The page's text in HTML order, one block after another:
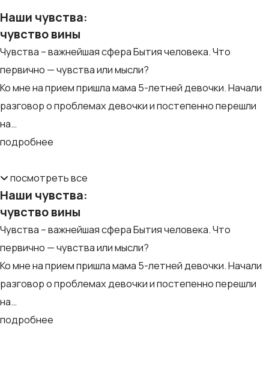
Наши чувства:
чувство вины
Чувства – важнейшая сфера Бытия человека. Что
первично — чувства или мысли?
Ко мне на прием пришла мама 5-летней девочки. Начали
разговор о проблемах девочки и постепенно перешли
на…
подробнее
посмотрeть все
Наши чувства:
чувство вины
Чувства – важнейшая сфера Бытия человека. Что
первично — чувства или мысли?
Ко мне на прием пришла мама 5-летней девочки. Начали
разговор о проблемах девочки и постепенно перешли
на…
подробнее